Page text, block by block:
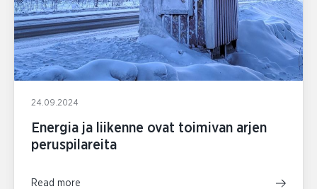
24.09.2024
Energia ja liikenne ovat toimivan arjen
peruspilareita
Read more